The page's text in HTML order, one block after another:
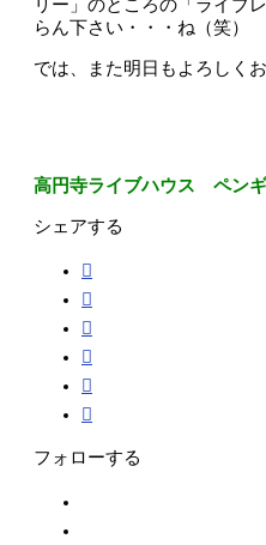
リー」のところの「ライブ
らん下さい・・・ね（笑）
では、また明日もよろしく
高円寺ライブハウス ペン
シェアする
フォローする